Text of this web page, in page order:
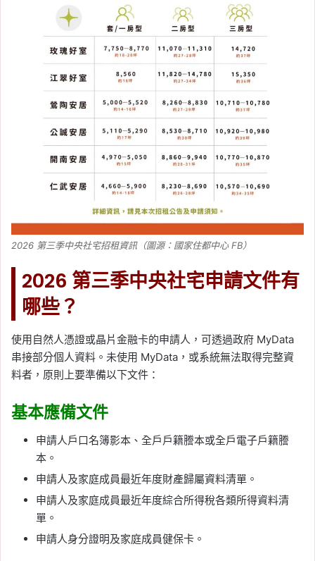
2026 第三季中央社宅招租資訊（圖源：國家住都中心 FB）
2026 第三季中央社宅申請文件有
哪些？
使用自然人憑證或晶片金融卡的申請人，可透過政府 MyData
串接部分個人資料。未使用 MyData，或系統無法取得完整資
料者，原則上要準備以下文件：
基本應備文件
申請人戶口名簿影本、全戶戶籍謄本或全戶電子戶籍謄
本。
申請人及家庭成員最近年度財產歸屬資料清單。
申請人及家庭成員最近年度綜合所得稅各類所得資料清
單。
申請人身分證明及家庭成員健保卡。